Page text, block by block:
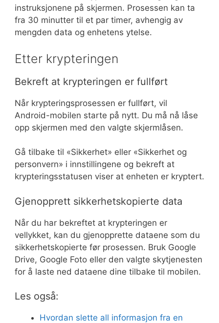
instruksjonene på skjermen. Prosessen kan ta
fra 30 minutter til et par timer, avhengig av
mengden data og enhetens ytelse.
Etter krypteringen
Bekreft at krypteringen er fullført
Når krypteringsprosessen er fullført, vil
Android-mobilen starte på nytt. Du må nå låse
opp skjermen med den valgte skjermlåsen.
Gå tilbake til «Sikkerhet» eller «Sikkerhet og
personvern» i innstillingene og bekreft at
krypteringsstatusen viser at enheten er kryptert.
Gjenopprett sikkerhetskopierte data
Når du har bekreftet at krypteringen er
vellykket, kan du gjenopprette dataene som du
sikkerhetskopierte før prosessen. Bruk Google
Drive, Google Foto eller den valgte skytjenesten
for å laste ned dataene dine tilbake til mobilen.
Les også:
Hvordan slette all informasjon fra en